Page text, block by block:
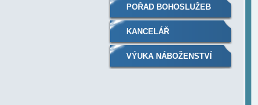
POŘAD BOHOSLUŽEB
KANCELÁŘ
VÝUKA NÁBOŽENSTVÍ